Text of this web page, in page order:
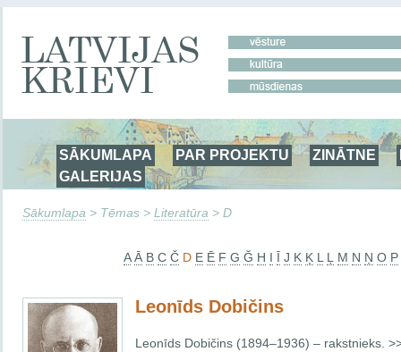
SĀKUMLAPA PAR PROJEKTU ZINĀTNE
GALERIJAS
Sākumlapa > Tēmas > Literatūra > D
A Ā B C Č D E Ē F G Ğ H I Ī J K Ķ L Ļ M N Ņ O P
Leonīds Dobičins
Leonīds Dobičins (1894–1936) – rakstnieks.